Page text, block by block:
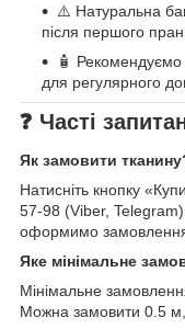
⚠️ Натуральна
після першого
🧴 Рекомендуємо
для регулярного
❓ Часті
Як замовити
Натисніть кнопку
57-98 (Viber,
оформимо
Яке мінімальне
Мінімальне
Можна замовити 0.5